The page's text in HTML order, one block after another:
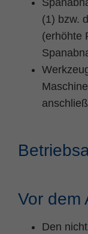
(1) bzw.
(erhöhte
Vor dem
Den